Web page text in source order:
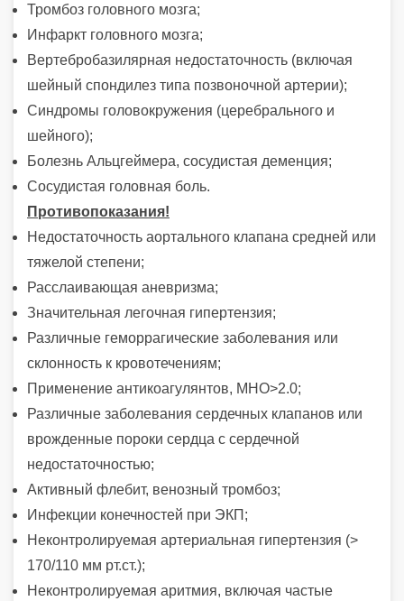
Тромбоз головного мозга;
Инфаркт головного мозга;
Вертебробазилярная недостаточность (включая
шейный спондилез типа позвоночной артерии);
Синдромы головокружения (церебрального и
шейного);
Болезнь Альцгеймера, сосудистая деменция;
Сосудистая головная боль.
Противопоказания!
Недостаточность аортального клапана средней или
тяжелой степени;
Расслаивающая аневризма;
Значительная легочная гипертензия;
Различные геморрагические заболевания или
склонность к кровотечениям;
Применение антикоагулянтов, МНО>2.0;
Различные заболевания сердечных клапанов или
врожденные пороки сердца с сердечной
недостаточностью;
Активный флебит, венозный тромбоз;
Инфекции конечностей при ЭКП;
Неконтролируемая артериальная гипертензия (>
170/110 мм рт.ст.);
Неконтролируемая аритмия, включая частые